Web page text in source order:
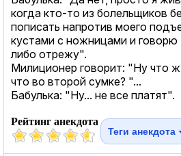
когда кто-то из болельщиков
пописать напротив моего
кустами с ножницами и говорю
либо отрежу".
Милиционер говорит: "Ну что
что во второй сумке? "...
Бабулька: "Ну... не все платят".
Рейтинг анекдота
Теги анекдота